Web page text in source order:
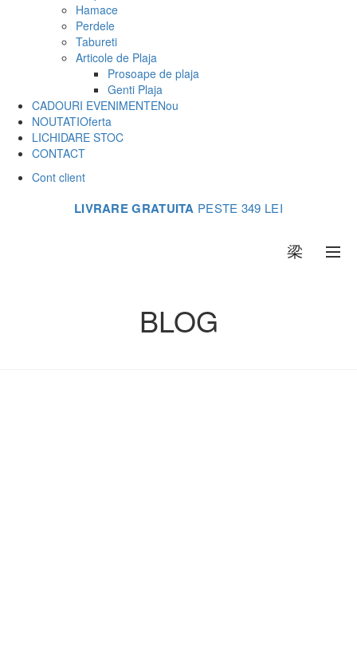
Hamace
Perdele
Tabureti
Articole de Plaja
Prosoape de plaja
Genti Plaja
CADOURI EVENIMENTENou
NOUTATIOferta
LICHIDARE STOC
CONTACT
Cont client
LIVRARE GRATUITA PESTE 349 LEI
BLOG